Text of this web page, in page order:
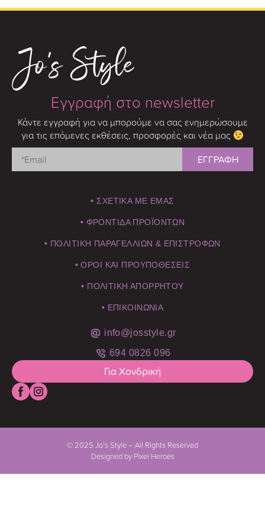
Εγγραφή στο newsletter
Κάντε εγγραφή για να μπορούμε να σας ενημερώσουμε
για τις επόμενες εκθέσεις, προσφορές και νέα μας
• ΣΧΕΤΙΚΑ ΜΕ ΕΜΑΣ
• ΦΡΟΝΤΙΔΑ ΠΡΟΪΟΝΤΩΝ
• ΠΟΛΙΤΙΚΗ ΠΑΡΑΓΕΛΛΙΩΝ & ΕΠΙΣΤΡΟΦΩΝ
• ΟΡΟΙ ΚΑΙ ΠΡΟΥΠΟΘΕΣΕΙΣ
• ΠΟΛΙΤΙΚΗ ΑΠΟΡΡΗΤΟΥ
• ΕΠΙΚΟΙΝΩΝΙΑ
info@josstyle.gr
694 0826 096
Για Χονδρική
© 2025 Jo’s Style – All Rights Reserved
Designed by Pixel Heroes